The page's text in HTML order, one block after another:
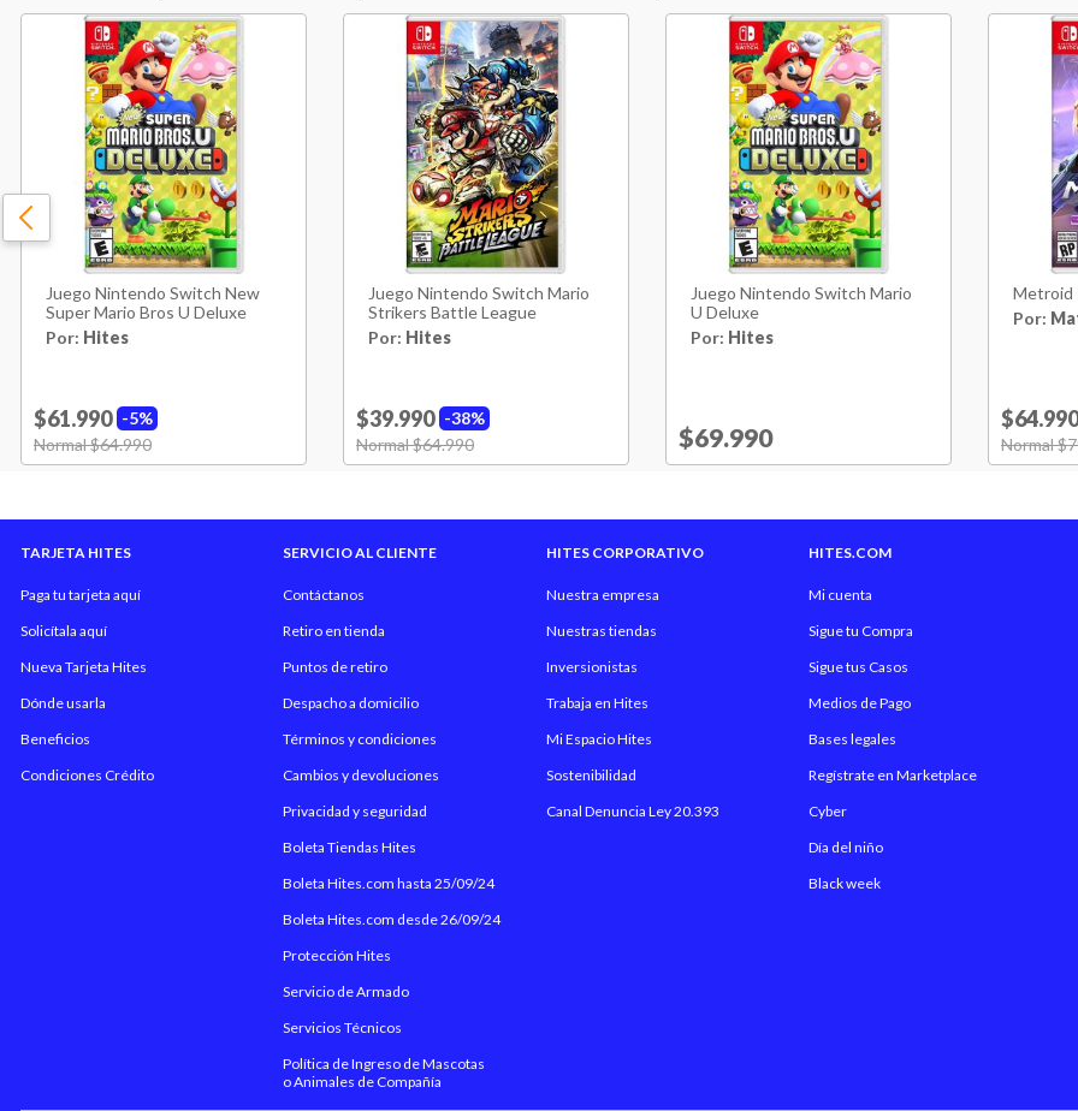
Garantía Proveedor
Juego Nintendo Switch New
Super Mario Bros U Deluxe
Por: Hites
5%
$61.990
Price reduced from
Normal $64.990
Juego Nintendo Switch Mario
Strikers Battle League
Por: Hites
38%
$39.990
Price reduced from
Normal $64.990
Juego Nintendo Switch Mario
U Deluxe
Por: Hites
Price reduced from
$69.990to
Metroid
Por:
$64.990
Price
Normal
TARJETA HITES
Paga tu tarjeta aquí
Solicítala aquí
Nueva Tarjeta Hites
Dónde usarla
Beneficios
Condiciones Crédito
SERVICIO AL CLIENTE
Contáctanos
Retiro en tienda
Puntos de retiro
Despacho a domicilio
Términos y condiciones
Cambios y devoluciones
Privacidad y seguridad
Boleta Tiendas Hites
Boleta Hites.com hasta 25/09/24
Boleta Hites.com desde 26/09/24
Protección Hites
Servicio de Armado
Servicios Técnicos
Política de Ingreso de Mascotas
o Animales de Compañía
HITES CORPORATIVO
Nuestra empresa
Nuestras tiendas
Inversionistas
Trabaja en Hites
Mi Espacio Hites
Sostenibilidad
Canal Denuncia Ley 20.393
HITES.COM
Mi cuenta
Sigue tu Compra
Sigue tus Casos
Medios de Pago
Bases legales
Regístrate en Marketplace
Cyber
Día del niño
Black week